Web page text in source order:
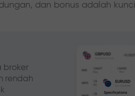
dan bonus adalah
broker
rendah